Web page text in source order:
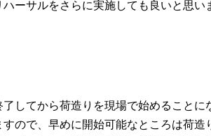
ーサルをさらに実施しても良いと思い
してから荷造りを現場で始めることに
ので、早めに開始可能なところは荷造